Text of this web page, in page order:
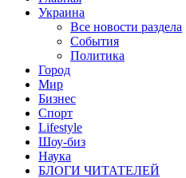
Украина
Все новости раздела
События
Политика
Город
Мир
Бизнес
Спорт
Lifestyle
Шоу-биз
Наука
БЛОГИ ЧИТАТЕЛЕЙ